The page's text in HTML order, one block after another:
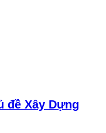
đề Xây Dựng